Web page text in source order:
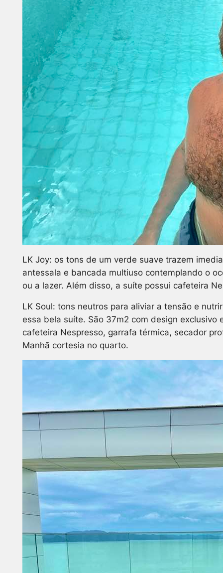
LK Joy: os tons de um verde suave trazem
antessala e bancada multiuso contemplando o
ou a lazer. Além disso, a suíte possui cafeteira
LK Soul: tons neutros para aliviar a tensão e
essa bela suíte. São 37m2 com design
cafeteira Nespresso, garrafa térmica, secador
Manhã cortesia no quarto.